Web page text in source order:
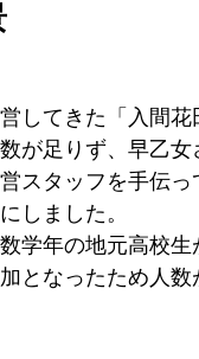
してきた「入間花
が足りず、早乙女
スタッフを手伝っ
しました。
学年の地元高校生
となったため人数